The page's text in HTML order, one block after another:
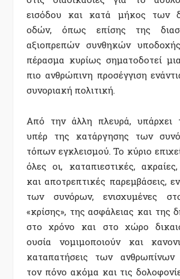
εισόδου και κατά μήκος των
οδών, όπως επίσης της
αξιοπρεπών συνθηκών
πέρασμα κυρίως σηματοδοτεί
πιο ανθρώπινη προσέγγιση
συνοριακή πολιτική.
Από την άλλη πλευρά, υπάρχει
υπέρ της κατάργησης των
τόπων εγκλεισμού. Το κύριο
όλες οι, καταπιεστικές,
και αποτρεπτικές παρεμβάσεις,
των συνόρων, ενισχυμένες
«κρίσης», της ασφάλειας και της
στο χρόνο και στο χώρο
ουσία νομιμοποιούν και
καταπατήσεις των ανθρωπίνων
τον πόνο ακόμα και τις